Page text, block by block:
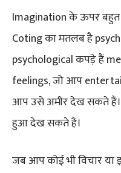
Imagination के ऊपर बहुत
Coting का मतलब है
psychological कपड़े हैं
feelings, जो आप
आप उसे अमीर देख सकते
हुआ देख सकते हैं।
जब आप कोई भी विचार